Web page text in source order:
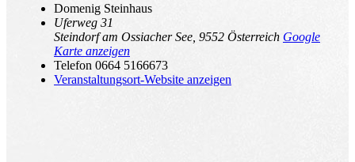
Domenig Steinhaus
Uferweg 31
Steindorf am Ossiacher See 9552 Österreich Google
Karte anzeigen
Telefon 0664 5166673
Veranstaltungsort-Website anzeigen